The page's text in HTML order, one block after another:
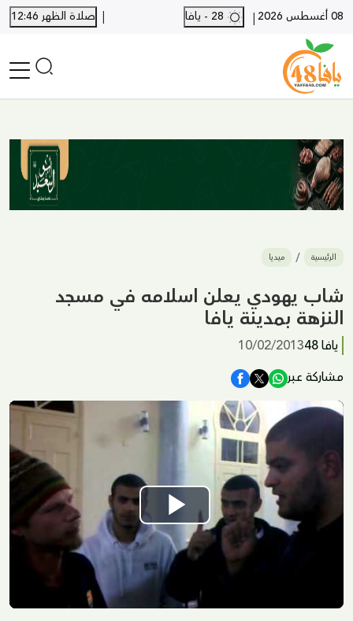
08 أغسطس 2026 |
| صلاة الظهر 12:46
أخبار محلية
أخبار يافا
SHORTS
أخبار اللد والرملة
بيع وشراء
وفيات
المزيد
الرئيسية ميديا
شاب يهودي يعلن اسلامه في مسجد
النزهة بمدينة يافا
يافا 48
10/02/2013
مشاركة عبر
Play
Video